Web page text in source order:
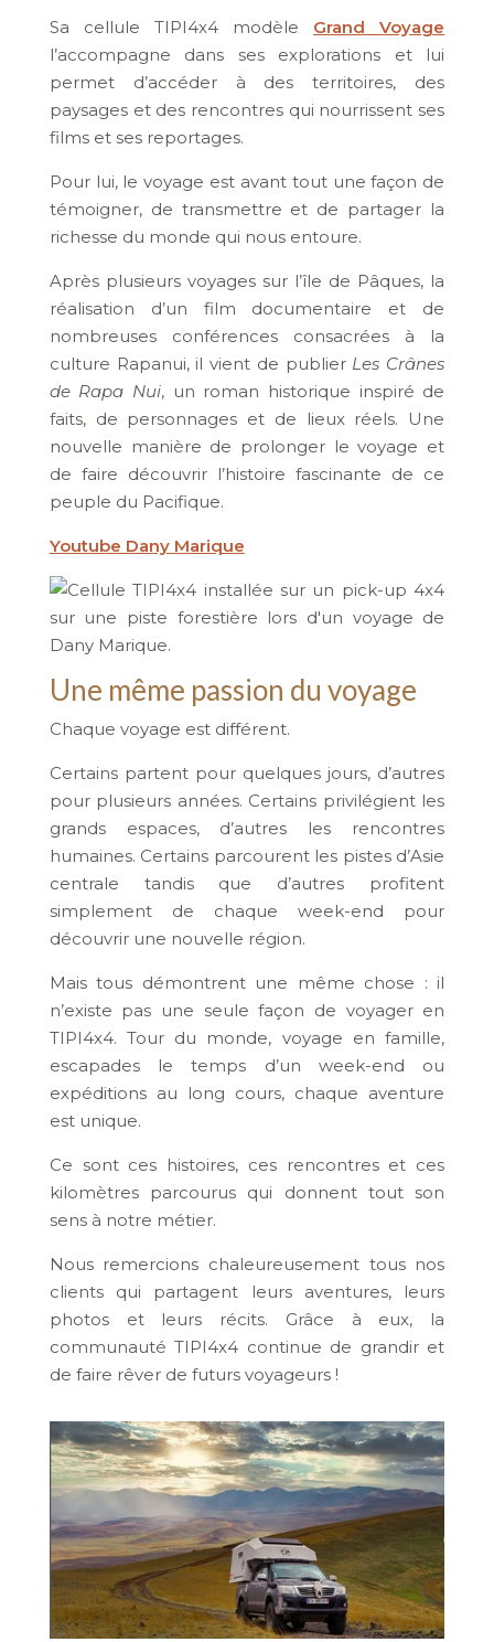
Sa cellule TIPI4x4 modèle Grand Voyage
l’accompagne dans ses explorations et lui
permet d’accéder à des territoires, des
paysages et des rencontres qui nourrissent ses
films et ses reportages.
Pour lui, le voyage est avant tout une façon de
témoigner, de transmettre et de partager la
richesse du monde qui nous entoure.
Après plusieurs voyages sur l’île de Pâques, la
réalisation d’un film documentaire et de
nombreuses conférences consacrées à la
culture Rapanui, il vient de publier Les Crânes
de Rapa Nui, un roman historique inspiré de
faits, de personnages et de lieux réels. Une
nouvelle manière de prolonger le voyage et
de faire découvrir l’histoire fascinante de ce
peuple du Pacifique.
Youtube Dany Marique
Une même passion du voyage
Chaque voyage est différent.
Certains partent pour quelques jours, d’autres
pour plusieurs années. Certains privilégient les
grands espaces, d’autres les rencontres
humaines. Certains parcourent les pistes d’Asie
centrale tandis que d’autres profitent
simplement de chaque week-end pour
découvrir une nouvelle région.
Mais tous démontrent une même chose : il
n’existe pas une seule façon de voyager en
TIPI4x4. Tour du monde, voyage en famille,
escapades le temps d’un week-end ou
expéditions au long cours, chaque aventure
est unique.
Ce sont ces histoires, ces rencontres et ces
kilomètres parcourus qui donnent tout son
sens à notre métier.
Nous remercions chaleureusement tous nos
clients qui partagent leurs aventures, leurs
photos et leurs récits. Grâce à eux, la
communauté TIPI4x4 continue de grandir et
de faire rêver de futurs voyageurs !